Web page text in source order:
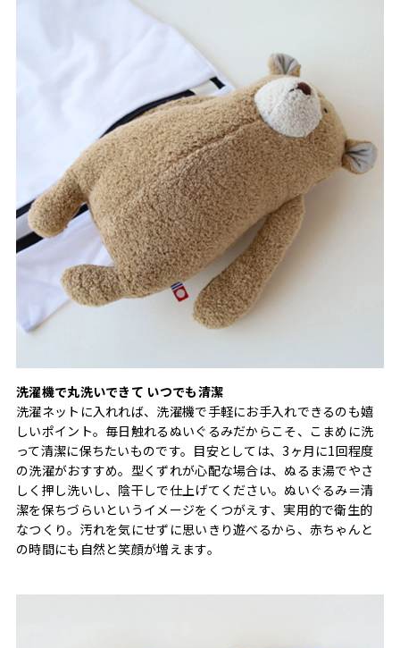
洗濯機で丸洗いできて いつでも清潔
洗濯ネットに入れれば、洗濯機で手軽にお手入れできるのも嬉
しいポイント。毎日触れるぬいぐるみだからこそ、こまめに洗
って清潔に保ちたいものです。目安としては、3ヶ月に1回程度
の洗濯がおすすめ。型くずれが心配な場合は、ぬるま湯でやさ
しく押し洗いし、陰干しで仕上げてください。ぬいぐるみ＝清
潔を保ちづらいというイメージをくつがえす、実用的で衛生的
なつくり。汚れを気にせずに思いきり遊べるから、赤ちゃんと
の時間にも自然と笑顔が増えます。